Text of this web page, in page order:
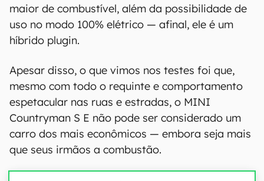
maior de combustível, além da possibilidade de
uso no modo 100% elétrico — afinal, ele é um
híbrido plugin.
Apesar disso, o que vimos nos testes foi que,
mesmo com todo o requinte e comportamento
espetacular nas ruas e estradas, o MINI
Countryman S E não pode ser considerado um
carro dos mais econômicos — embora seja mais
que seus irmãos a combustão.